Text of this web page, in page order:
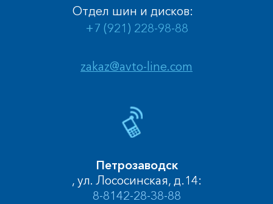
zakaz@avto-line.com
Отдел шин и дисков:
+7 (921) 228-98-88
Петрозаводск
, ул. Лососинская, д.14:
8-8142-28-38-88